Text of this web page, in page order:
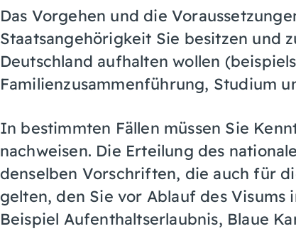
Das Vorgehen und die
Staatsangehörigkeit Sie besitzen und
Deutschland aufhalten wollen
Familienzusammenführung, Studium
In bestimmten Fällen müssen Sie
nachweisen. Die Erteilung des
denselben Vorschriften, die auch für
gelten, den Sie vor Ablauf des
Beispiel Aufenthaltserlaubnis, Blaue